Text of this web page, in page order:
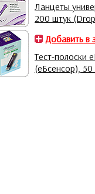
Ланцеты
200 штук
Добавить в
Тест-полоски
(еБсенсор), 50